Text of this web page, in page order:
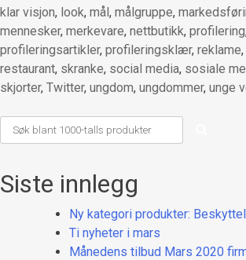
klar visjon, look, mål, målgruppe,
mennesker, merkevare, nettbutikk, profilering
profileringsartikler, profileringsklær, reklame,
restaurant, skranke, social media, sosiale
skjorter, Twitter, ungdom, ungdommer, unge
Siste innlegg
Ny kategori produkter:
Ti nyheter i mars
Månedens tilbud Mars 2020